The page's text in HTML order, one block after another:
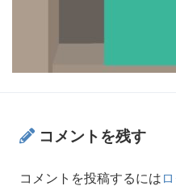
コメントを残す
コメントを投稿するには